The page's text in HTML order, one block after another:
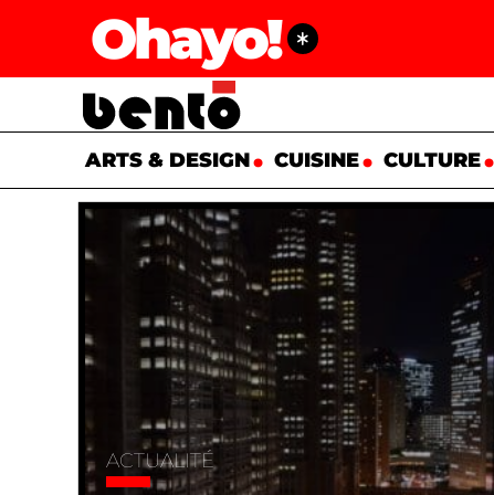
Ohayo!
ARTS & DESIGN CUISINE CULTURE
ACTUALITÉ